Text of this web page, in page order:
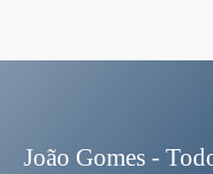
João Gomes -